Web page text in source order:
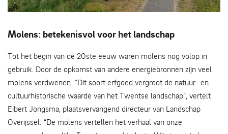
Molens: betekenisvol voor het landschap
Tot het begin van de 20ste eeuw waren molens nog volop in
gebruik. Door de opkomst van andere energiebronnen zijn veel
molens verdwenen. “Dit soort erfgoed vergroot de natuur- en
cultuurhistorische waarde van het Twentse landschap”, vertelt
Eibert Jongsma, plaatsvervangend directeur van Landschap
Overijssel. “De molens vertellen het verhaal van onze